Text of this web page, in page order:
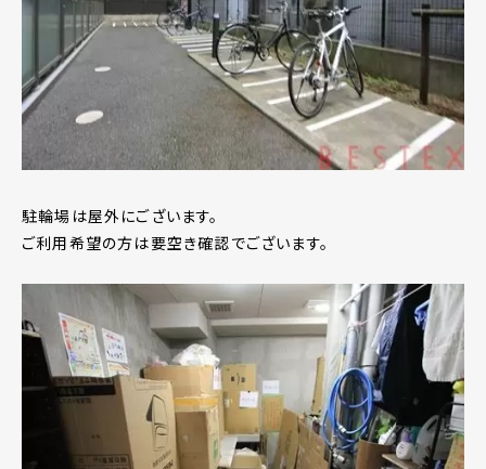
駐輪場は屋外にございます。
ご利用希望の方は要空き確認でございます。